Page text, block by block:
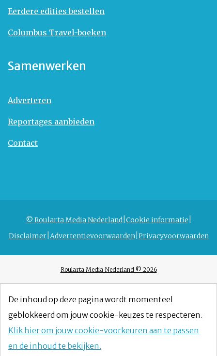
Eerdere edities bestellen
Columbus Travel-boeken
Samenwerken
Adverteren
Reportages aanbieden
Contact
© Roularta Media Nederland Cookie informatie
Disclaimer Advertentievoorwaarden Privacyvoorwaarden
Roularta Media Nederland © 2026
De inhoud op deze pagina wordt momenteel
geblokkeerd om jouw cookie-keuzes te respecteren.
Klik hier om jouw cookie-voorkeuren aan te passen
en de inhoud te bekijken.